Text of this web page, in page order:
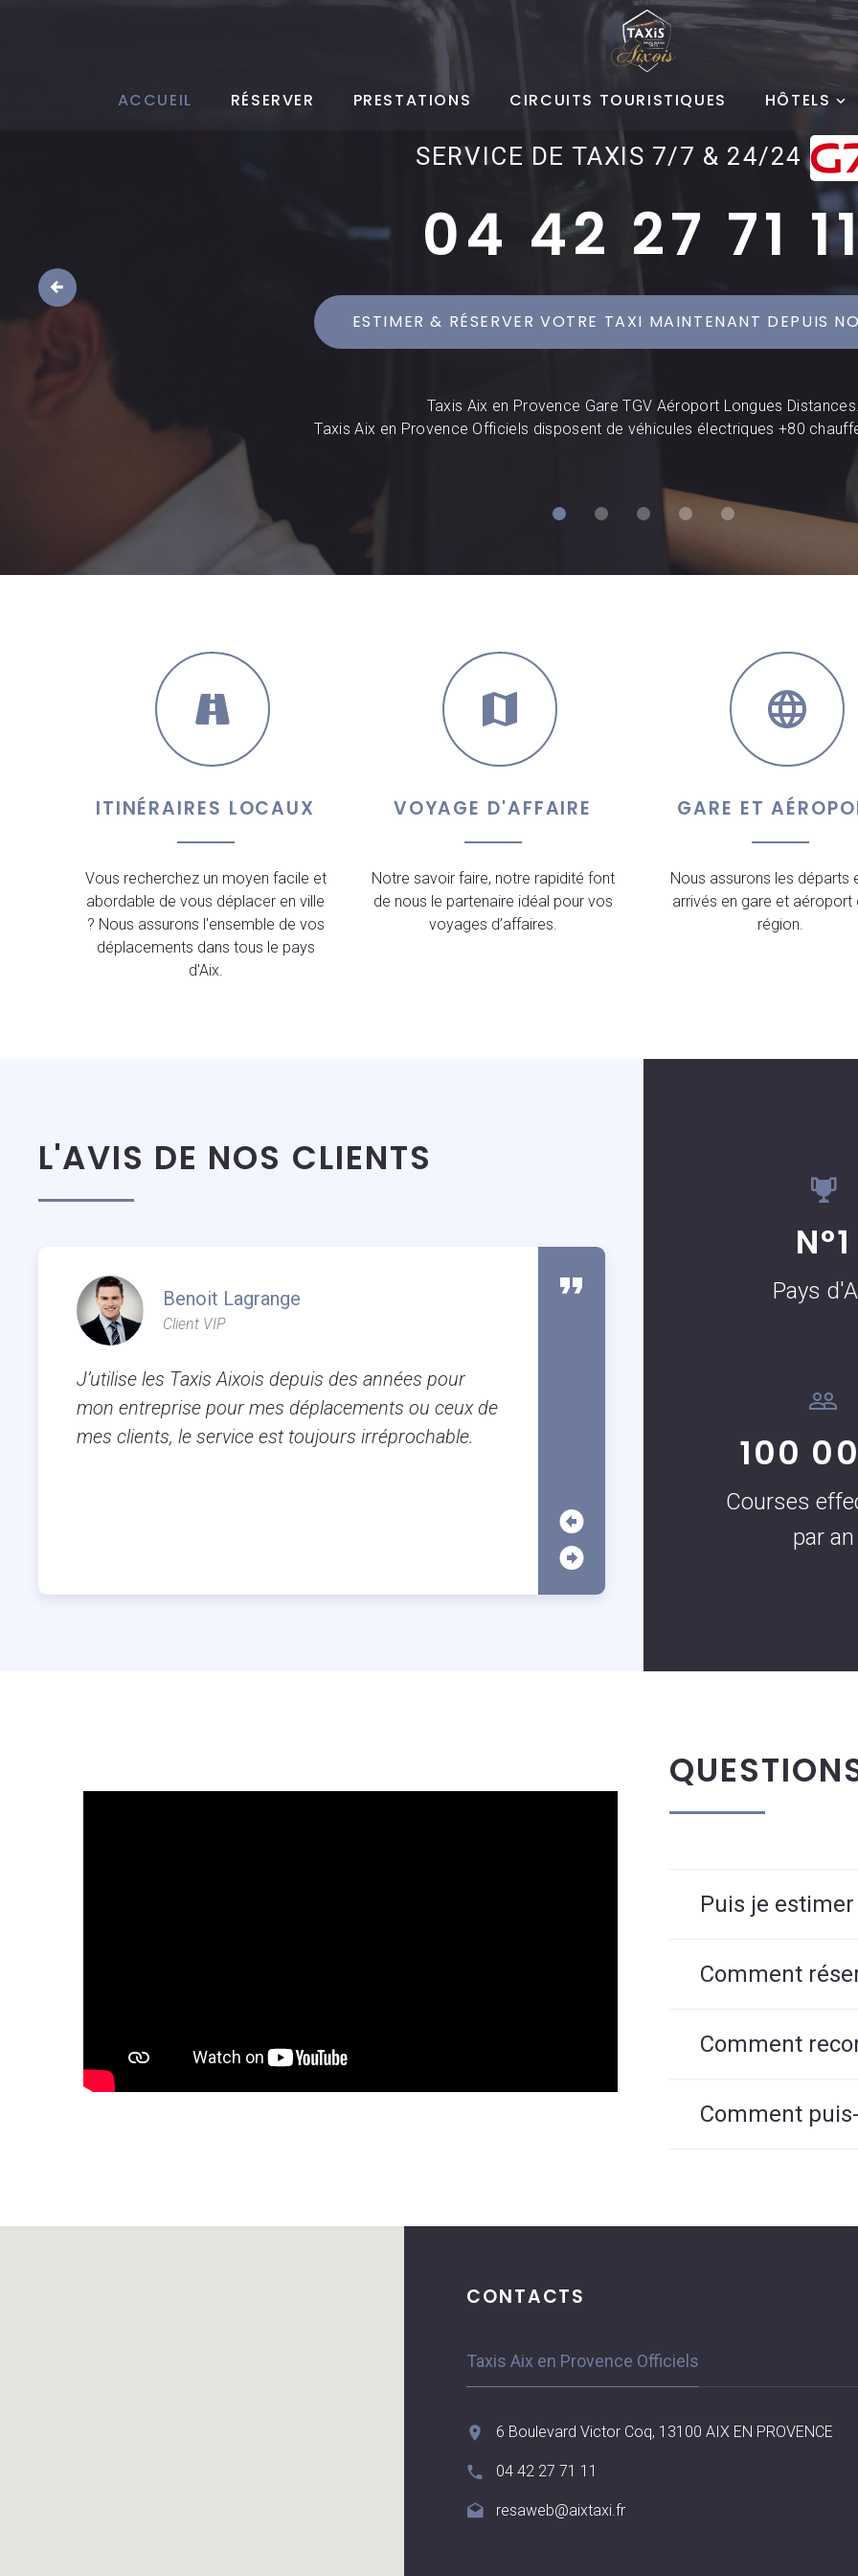
ACCUEIL RÉSERVER PRESTATIONS CIRCUITS TOURISTIQUES HÔTELS
SERVICE DE TAXIS 7/7 & 24/24
04 42 27 71
ESTIMER & RÉSERVER VOTRE TAXI MAINTENANT DEPUIS
Taxis Aix en Provence Gare TGV Aéroport Longues Distances.
Taxis Aix en Provence Officiels disposent de véhicules électriques +80
ITINÉRAIRES LOCAUX
Vous recherchez un moyen facile et
abordable de vous déplacer en ville
? Nous assurons l'ensemble de vos
déplacements dans tous le pays
d'Aix.
VOYAGE D'AFFAIRE
Notre savoir faire, notre rapidité font
de nous le partenaire idéal pour vos
voyages d’affaires.
GARE ET
Nous assurons les départs
arrivés en gare et aéroport
région.
L'AVIS DE NOS CLIENTS
Benoit Lagrange
Client VIP
J’utilise les Taxis Aixois depuis des années pour
mon entreprise pour mes déplacements ou ceux de
mes clients, le service est toujours irréprochable.
Susanne Boulanger
garer à Aix que j’utilise très
c’est vraiment très pratique surtout
N°1
Pays
100
Courses
par an
Puis je
Comment
Comment
Comment
CONTACTS
Taxis Aix en Provence Officiels
6 Boulevard Victor Coq, 13100 AIX EN PROVENCE
04 42 27 71 11
resaweb@aixtaxi.fr